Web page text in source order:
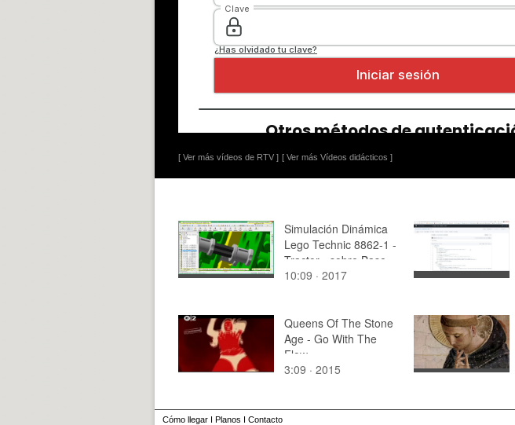
[ Ver más vídeos de RTV ] [ Ver más Vídeos didácticos ]
Simulación Dinámica
Lego Technic 8862-1 -
Tractor - sobre Base -
11 de 27
10:09 · 2017
Queens Of The Stone
Age - Go With The
Flow
3:09 · 2015
Cómo llegar I Planos I Contacto